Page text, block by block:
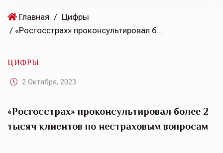
Главная / Цифры
/ «Росгосстрах» проконсультировал более 2 тысяч клиентов по нестраховым вопросам
ЦИФРЫ
2 Октября, 2023
«Росгосстрах» проконсультировал более 2
тысяч клиентов по нестраховым вопросам